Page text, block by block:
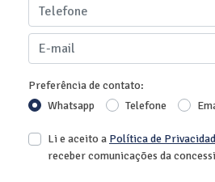
Preferência de contato:
Whatsapp
Telefone
Li e aceito a Política de
receber comunicações da